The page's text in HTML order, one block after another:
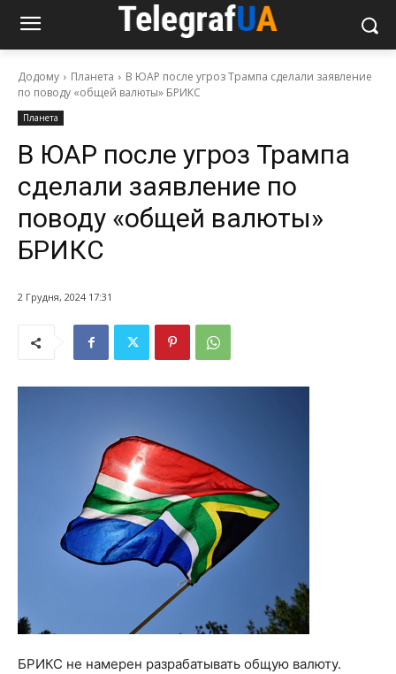
Додому Планета
В ЮАР после угроз Трампа сделали заявление
по поводу «общей валюты» БРИКС
Планета
В ЮАР после угроз Трампа
сделали заявление по
поводу «общей валюты»
БРИКС
2 Грудня, 2024 17:31
БРИКС не намерен разрабатывать общую валюту.